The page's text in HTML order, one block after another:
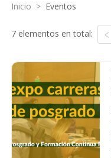
Inicio > Eventos
7 elementos en total: